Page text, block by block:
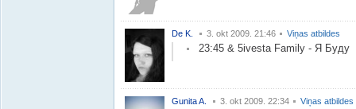
De K. 3. okt 2009. 21:46 Viņas atbildes
23:45 & 5ivesta Family - Я Буду
Gunita A. 3. okt 2009. 22:34 Viņas atbildes